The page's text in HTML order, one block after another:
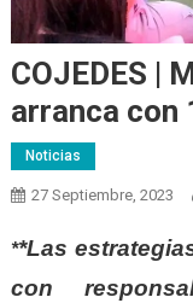
COJEDES |
arranca con
Noticias
27 Septiembre, 2023
**Las
con